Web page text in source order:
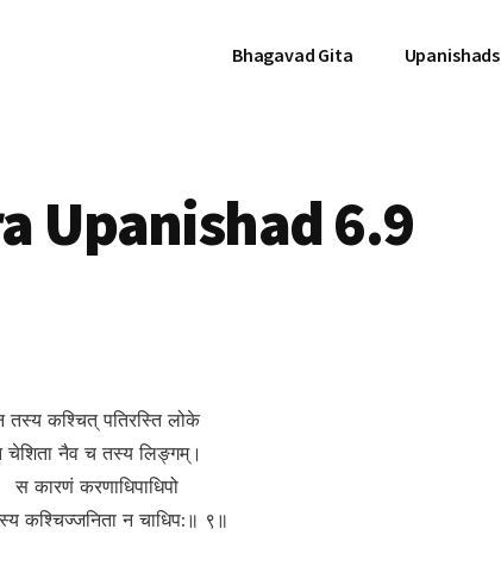
Bhagavad Gita Upanishads
Upanishad 6.9
तस्य कश्चित् पतिरस्ति लोके
चेशिता नैव च तस्य लिङ्गम्।
स कारणं करणाधिपाधिपो
कश्चिज्जनिता न चाधिप:॥ ९॥